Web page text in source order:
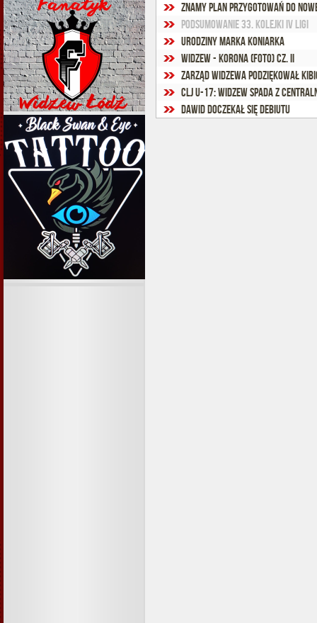
Znamy plan przygotowań do
Podsumowanie 33. kolejki IV ligi
Urodziny Marka Koniarka
Widzew - Korona (foto) cz. II
Zarząd Widzewa podziękował
CLJ U-17: Widzew spada z
Dawid doczekał się debiutu